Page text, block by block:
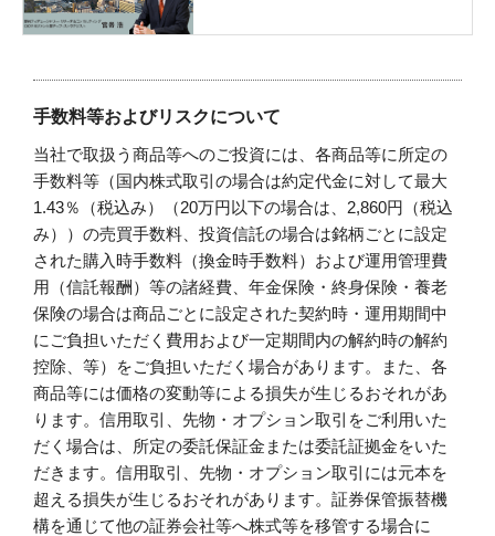
手数料等およびリスクについて
当社で取扱う商品等へのご投資には、各商品等に所定の
手数料等（国内株式取引の場合は約定代金に対して最大
1.43％（税込み）（20万円以下の場合は、2,860円（税込
み））の売買手数料、投資信託の場合は銘柄ごとに設定
された購入時手数料（換金時手数料）および運用管理費
用（信託報酬）等の諸経費、年金保険・終身保険・養老
保険の場合は商品ごとに設定された契約時・運用期間中
にご負担いただく費用および一定期間内の解約時の解約
控除、等）をご負担いただく場合があります。また、各
商品等には価格の変動等による損失が生じるおそれがあ
ります。信用取引、先物・オプション取引をご利用いた
だく場合は、所定の委託保証金または委託証拠金をいた
だきます。信用取引、先物・オプション取引には元本を
超える損失が生じるおそれがあります。証券保管振替機
構を通じて他の証券会社等へ株式等を移管する場合に